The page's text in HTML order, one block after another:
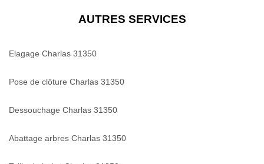
AUTRES SERVICES
Elagage Charlas 31350
Pose de clôture Charlas 31350
Dessouchage Charlas 31350
Abattage arbres Charlas 31350